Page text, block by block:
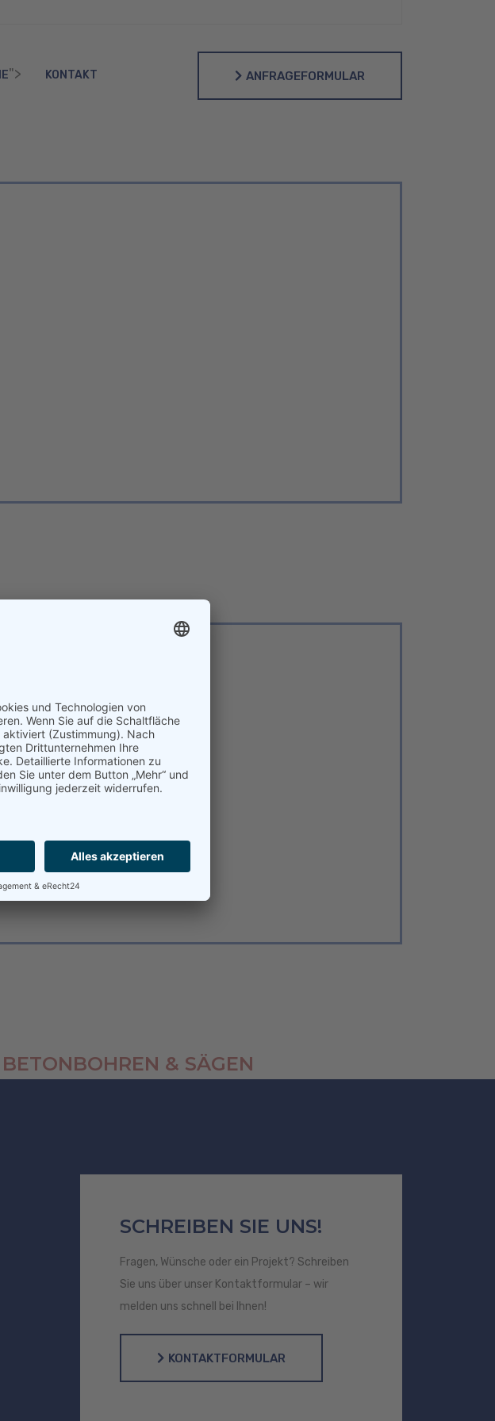
"> KONTAKT
ANFRAGEFORMULAR
& SÄGEN
SCHREIBEN SIE UNS!
Fragen, Wünsche oder ein Projekt? Schreiben
Sie uns über unser Kontaktformular – wir
melden uns schnell bei Ihnen!
KONTAKTFORMULAR